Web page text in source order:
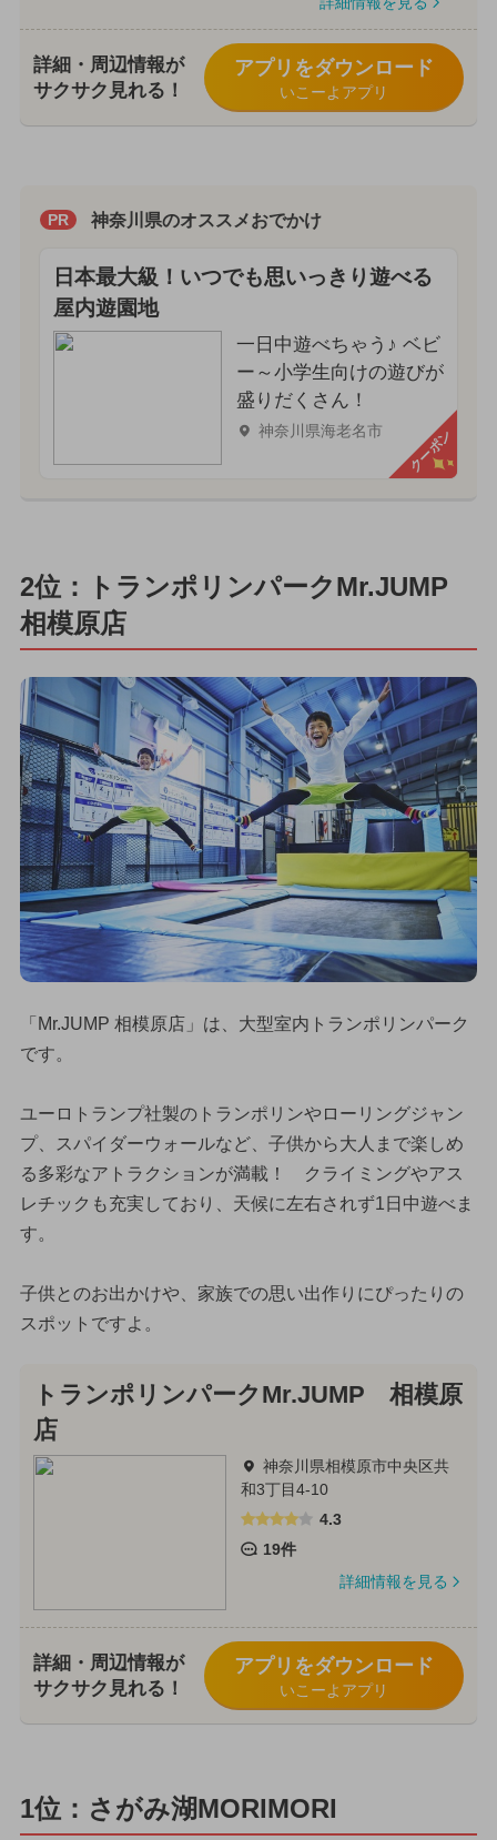
詳細・周辺情報が
サクサク見れる！
アプリをダウンロード
いこーよアプリ
PR 神奈川県のオススメおでかけ
日本最大級！いつでも思いっきり遊べる
屋内遊園地
一日中遊べちゃう♪ ベビ
ー～小学生向けの遊びが
盛りだくさん！
神奈川県海老名市 クーポン
2位：トランポリンパークMr.JUMP
相模原店
「Mr.JUMP 相模原店」は、大型室内トランポリンパーク
です。
ユーロトランプ社製のトランポリンやローリングジャン
プ、スパイダーウォールなど、子供から大人まで楽しめ
る多彩なアトラクションが満載！ クライミングやアス
レチックも充実しており、天候に左右されず1日中遊べま
す。
子供とのお出かけや、家族での思い出作りにぴったりの
スポットですよ。
トランポリンパークMr.JUMP 相模原
店
神奈川県相模原市中央区共
和3丁目4-10
4.3
19件
詳細情報を見る
詳細・周辺情報が
サクサク見れる！
アプリをダウンロード
いこーよアプリ
1位：さがみ湖MORIMORI